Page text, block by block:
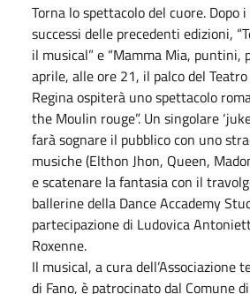
Torna lo spettacolo del cuore. Dopo
successi delle precedenti edizioni,
il musical” e “Mamma Mia, puntini,
aprile, alle ore 21, il palco del
Regina ospiterà uno spettacolo
the Moulin rouge”. Un singolare
farà sognare il pubblico con uno
musiche (Elthon Jhon, Queen,
e scatenare la fantasia con il
ballerine della Dance Accademy
partecipazione di Ludovica
Roxenne.
Il musical, a cura dell’Associazione
di Fano, è patrocinato dal Comune